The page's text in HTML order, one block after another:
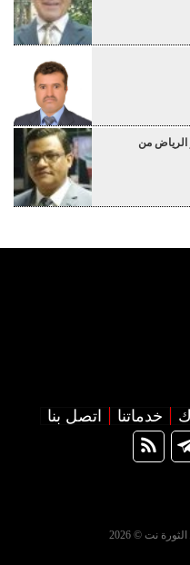
الرياض من
خدماتنا اتصل بنا
نت © 2026